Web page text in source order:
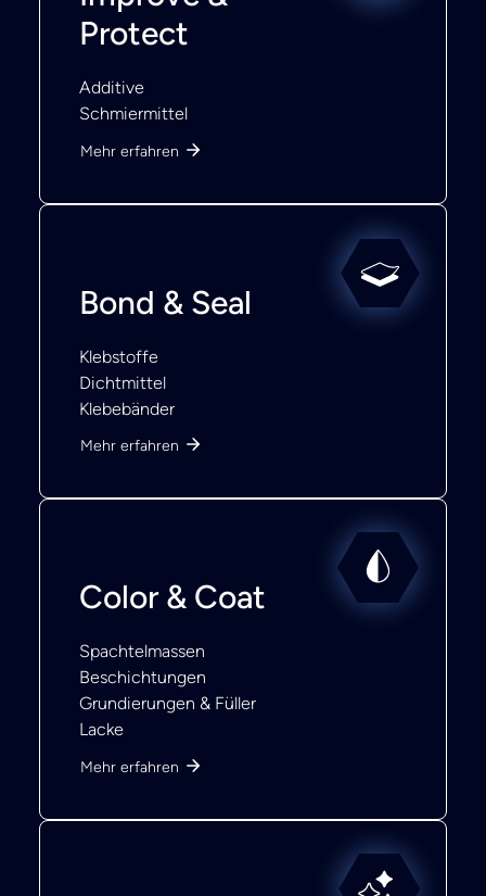
Protect
Additive
Schmiermittel
Mehr erfahren
Bond & Seal
Klebstoffe
Dichtmittel
Klebebänder
Mehr erfahren
Color & Coat
Spachtelmassen
Beschichtungen
Grundierungen & Füller
Lacke
Mehr erfahren